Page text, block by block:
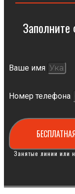
Ваше имя
Номер телефона
Занятые линии или